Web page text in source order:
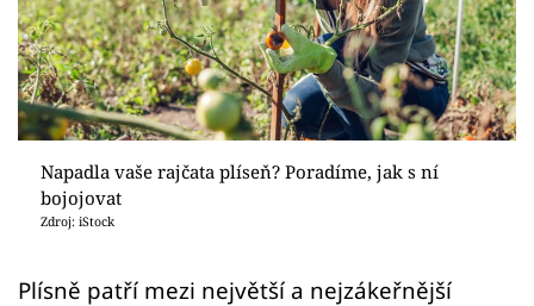
Přihlášení
Sledujte nás
Napadla vaše rajčata plíseň? Poradíme, jak s ní
bojojovat
Zdroj: iStock
Plísně patří mezi největší a nejzákeřnější